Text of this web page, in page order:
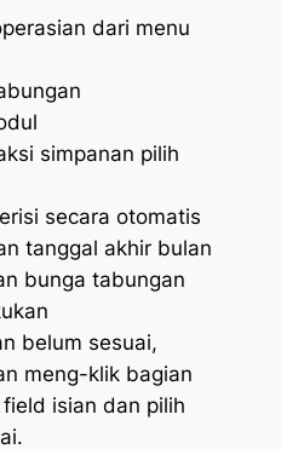
dari menu
simpanan pilih
secara otomatis
tanggal akhir bulan
bunga tabungan
belum sesuai,
meng-klik bagian
isian dan pilih